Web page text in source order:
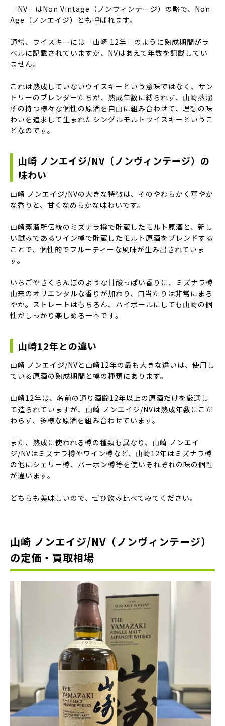
「NV」はNon Vintage（ノンヴィンテージ）の略で、Non
Age（ノンエイジ）とも呼ばれます。
通常、ウイスキーには「山崎 12年」のように熟成期間がラ
ベルに記載されていますが、NVはあえて年数を記載してい
ません。
これは熟成していないウイスキーという意味ではなく、サン
トリーのブレンダーたちが、熟成年数に縛られず、山崎蒸溜
所の持つ様々な個性の原酒を自由に組み合わせて、理想の味
わいを追求して生まれたシングルモルトウイスキーというこ
となのです。
山崎 ノンエイジ/NV（ノンヴィンテージ）の
味わい
山崎 ノンエイジ/NVの大きな特徴は、そのやわらかく華やか
な香りと、甘くなめらかな味わいです。
山崎蒸溜所伝統のミズナラ樽で貯蔵したモルト原酒と、新し
い試みであるワイン樽で貯蔵したモルト原酒をブレンドする
ことで、個性的でフルーティーな風味が生み出されていま
す。
いちごやさくらんぼのような甘酸っぱい香りに、ミズナラ樽
由来のオリエンタルな香りが加わり、口当たりは非常にまろ
やか。ストレートはもちろん、ハイボールにしても山崎の個
性がしっかり楽しめる一本です。
山崎12年との違い
山崎 ノンエイジ/NVと山崎12年の最も大きな違いは、使用し
ている原酒の熟成期間と樽の種類にあります。
山崎12年は、名前の通り酒齢12年以上の原酒だけを厳選し
て造られていますが、山崎 ノンエイジ/NVは熟成年数にこだ
わらず、多様な原酒を組み合わせています。
また、熟成に使われる樽の種類も異なり、山崎 ノンエイ
ジ/NVはミズナラ樽やワイン樽など、山崎12年はミズナラ樽
の他にシェリー樽、バーボン樽等を使いそれぞれの味の個性
が違います。
どちらも美味しいので、ぜひ飲み比べてみてください。
山崎 ノンエイジ/NV（ノンヴィンテージ）
の定価・買取相場